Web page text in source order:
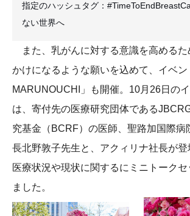
指定のハッシュタグ：
ない世界へ
また、乳がんに対する意識を高めるた
かけになるような願いを込めて、イベ
MARUNOUCHI」も開催。10月26日の
は、寄付先の医療研究団体である
究基金（BCRF）の医師、聖路加国際病
長北野敦子先生と、アクィリナ社長が
医療状況や現状に関するにミニトークセ
ました。